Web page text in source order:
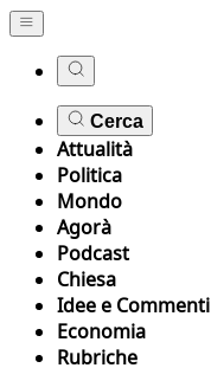
Cerca
Attualità
Politica
Mondo
Agorà
Podcast
Chiesa
Idee e Commenti
Economia
Rubriche